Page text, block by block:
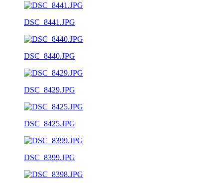
DSC_8441.JPG
DSC_8440.JPG
DSC_8429.JPG
DSC_8425.JPG
DSC_8399.JPG